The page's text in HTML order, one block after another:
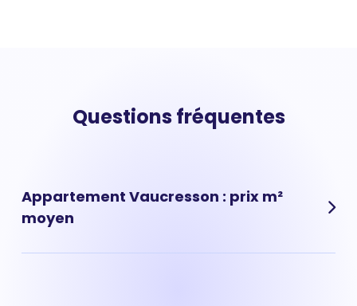
Questions fréquentes
Appartement Vaucresson : prix m²
moyen